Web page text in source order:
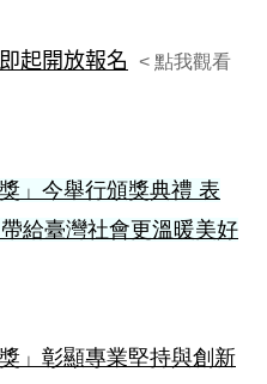
起開放報名 < 點我觀看
」今舉行頒獎典禮 表
給臺灣社會更溫暖美好
」彰顯專業堅持與創新